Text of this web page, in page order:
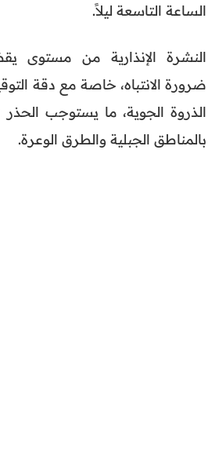
الساعة التاسعة ليلاً.
النشرة الإنذارية من مستوى
ضرورة الانتباه، خاصة مع دقة
الذروة الجوية، ما يستوجب
بالمناطق الجبلية والطرق الوعرة.